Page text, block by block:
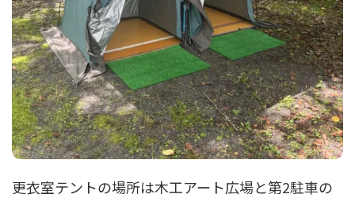
更衣室テントの場所は木工アート広場と第2駐車の